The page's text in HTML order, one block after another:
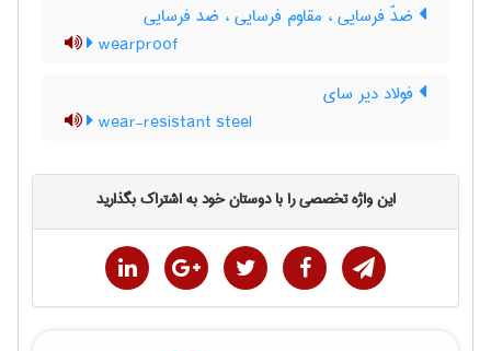
ضدّ فرسایی ، مقاوم فرسایی ، ضد فرسایی
wearproof
فولاد دیر سای
wear-resistant steel
این واژه تخصصی را با دوستان خود به اشتراک بگذارید